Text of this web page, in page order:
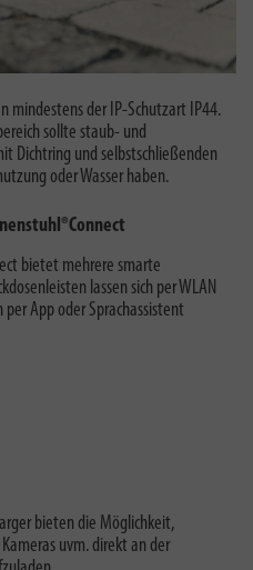
mindestens der IP-Schutzart IP44.
sollte staub- und
Dichtring und selbstschließenden
oder Wasser haben.
bietet mehrere smarte
lassen sich per WLAN
App oder Sprachassistent
bieten die Möglichkeit,
uvm. direkt an der